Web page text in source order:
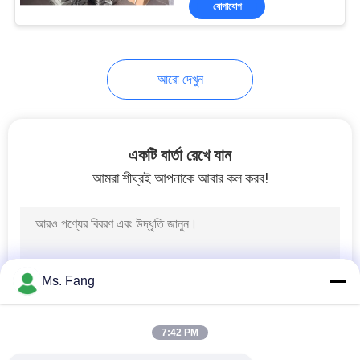
ডিজিটাল কপিকল আইশ
ঝাঁকনি আইশ অংশ
যোগাযোগ
আরো দেখুন
একটি বার্তা রেখে যান
আমরা শীঘ্রই আপনাকে আবার কল করব!
Ms. Fang
7:42 PM